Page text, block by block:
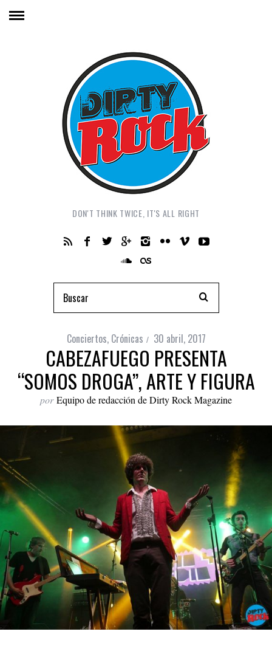
DON'T THINK TWICE, IT'S ALL RIGHT
Conciertos, Crónicas 30 abril, 2017
CABEZAFUEGO PRESENTA
“SOMOS DROGA”, ARTE Y FIGURA
por Equipo de redacción de Dirty Rock Magazine